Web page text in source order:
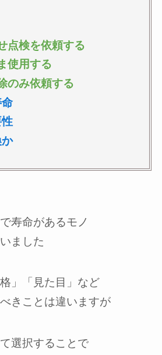
点検を依頼する
使用する
のみ依頼する
命
寿命があるモノ
ました
」「見た目」など
きことは違いますが
選択することで